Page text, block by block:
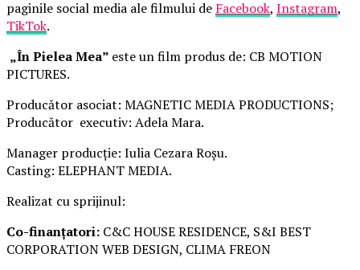
paginile social media ale filmului de Facebook, Instagram,
TikTok.
„În Pielea Mea” este un film produs de: CB MOTION
PICTURES.
Producător asociat: MAGNETIC MEDIA PRODUCTIONS;
Producător executiv: Adela Mara.
Manager producție: Iulia Cezara Roșu.
Casting: ELEPHANT MEDIA.
Realizat cu sprijinul:
Co-finanțatori: C&C HOUSE RESIDENCE, S&I BEST
CORPORATION WEB DESIGN, CLIMA FREON